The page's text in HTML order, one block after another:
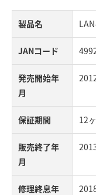
製品名
JANコード
発売開始年
月
保証期間 12
販売終了年
月
修理終息年